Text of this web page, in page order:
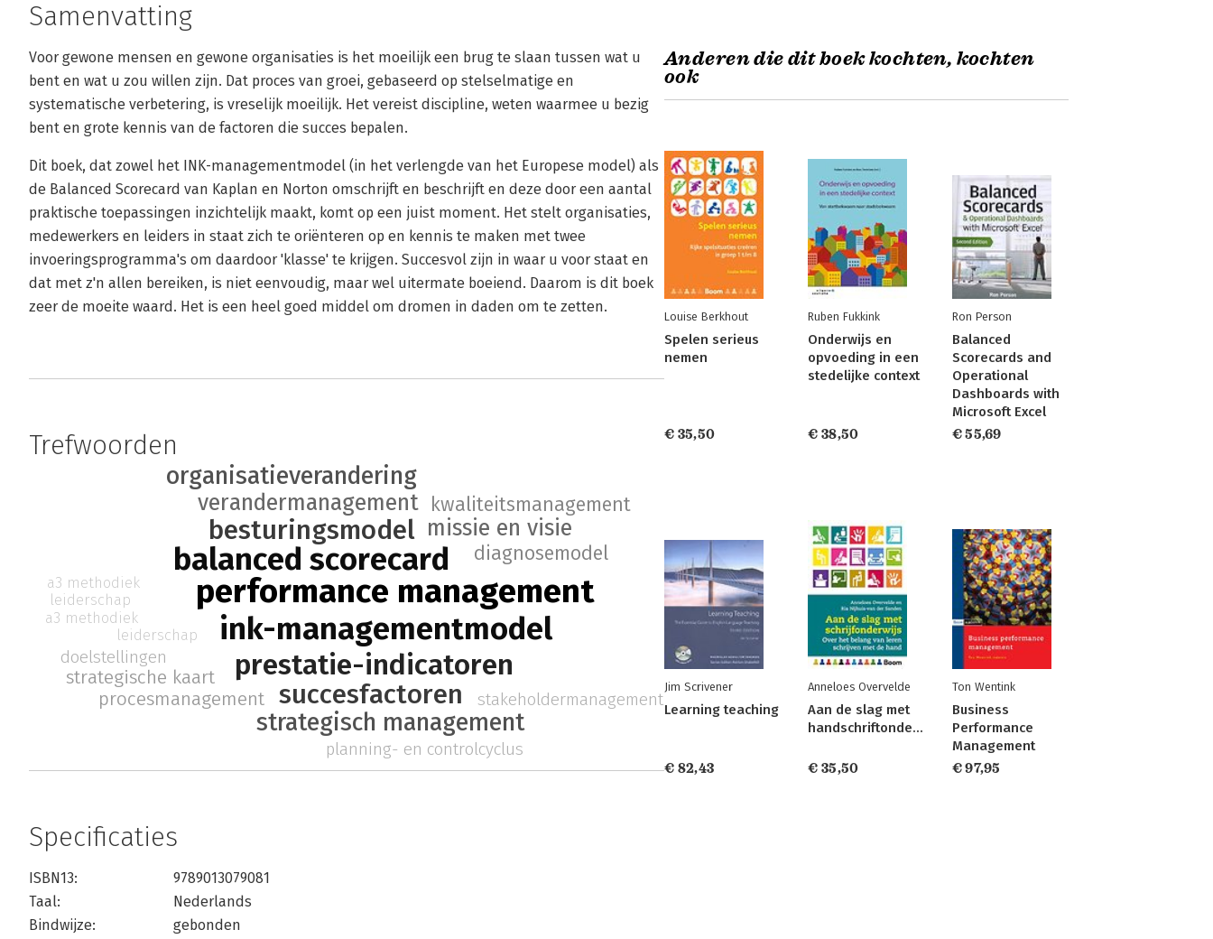
Samenvatting
Voor gewone mensen en gewone organisaties is het moeilijk een brug te slaan tussen wat u
bent en wat u zou willen zijn. Dat proces van groei, gebaseerd op stelselmatige en
systematische verbetering, is vreselijk moeilijk. Het vereist discipline, weten waarmee u bezig
bent en grote kennis van de factoren die succes bepalen.
Dit boek, dat zowel het INK-managementmodel (in het verlengde van het Europese model) als
de Balanced Scorecard van Kaplan en Norton omschrijft en beschrijft en deze door een aantal
praktische toepassingen inzichtelijk maakt, komt op een juist moment. Het stelt organisaties,
medewerkers en leiders in staat zich te oriënteren op en kennis te maken met twee
invoeringsprogramma's om daardoor 'klasse' te krijgen. Succesvol zijn in waar u voor staat en
dat met z'n allen bereiken, is niet eenvoudig, maar wel uitermate boeiend. Daarom is dit boek
zeer de moeite waard. Het is een heel goed middel om dromen in daden om te zetten.
Trefwoorden
performance management
ink-managementmodel
balanced scorecard
prestatie-indicatoren
besturingsmodel
succesfactoren
verandermanagement
strategisch management
organisatieverandering
missie en visie
diagnosemodel
kwaliteitsmanagement
procesmanagement
strategische kaart
planning- en controlcyclus
doelstellingen
stakeholdermanagement
leiderschap
a3 methodiek
leiderschap
a3 methodiek
Specificaties
ISBN13:
9789013079081
Taal:
Nederlands
Bindwijze:
gebonden
Anderen die dit boek kochten, kochten
ook
Louise Berkhout
Spelen serieus
nemen
€ 35,50
Ruben Fukkink
Onderwijs en
opvoeding in een
stedelijke context
€ 38,50
Ron Person
Balanced
Scorecards and
Operational
Dashboards with
Microsoft Excel
€ 55,69
Jim Scrivener
Learning teaching
€ 82,43
Anneloes Overvelde
Aan de slag met
handschriftonderwijs
€ 35,50
Ton Wentink
Business
Performance
Management
€ 97,95